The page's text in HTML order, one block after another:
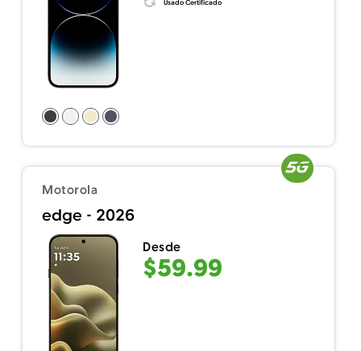
Usado Certificado
Motorola
edge - 2026
Desde
$59.99